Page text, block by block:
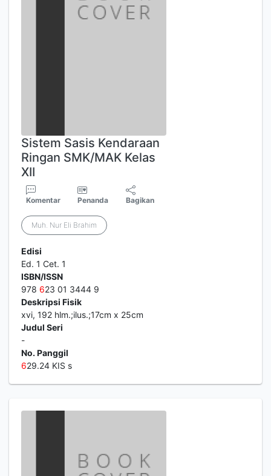
Sistem Sasis Kendaraan
Ringan SMK/MAK Kelas
XII
Komentar Penanda Bagikan
Muh. Nur Eli Brahim
Edisi
Ed. 1 Cet. 1
ISBN/ISSN
978 623 01 3444 9
Deskripsi Fisik
xvi, 192 hlm.;ilus.;17cm x 25cm
Judul Seri
-
No. Panggil
629.24 KIS s